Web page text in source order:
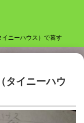
ニーハウス）で暮す
タイニーハウ